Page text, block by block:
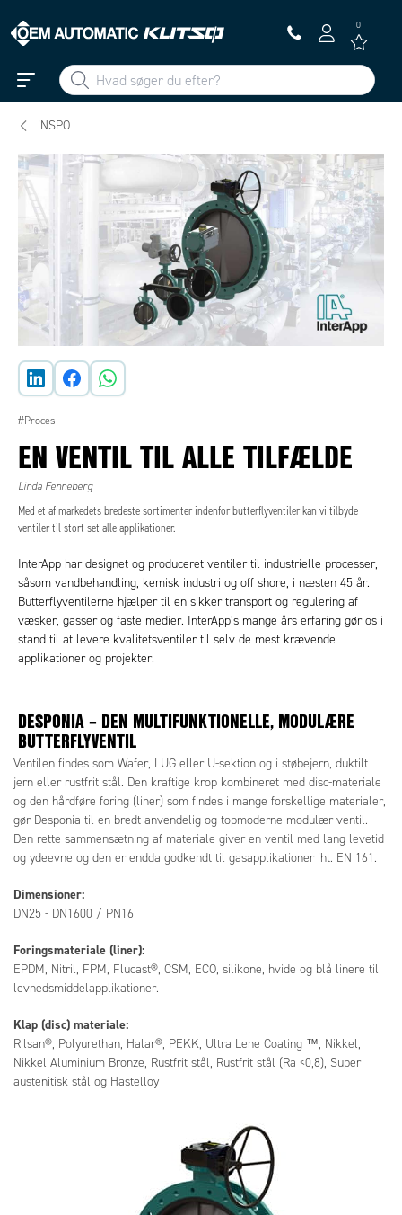
0
iNSPO
#Proces
EN VENTIL TIL ALLE TILFÆLDE
Linda Fenneberg
Med et af markedets bredeste sortimenter indenfor butterflyventiler kan vi tilbyde
ventiler til stort set alle applikationer.
InterApp har designet og produceret ventiler til industrielle processer,
såsom vandbehandling, kemisk industri og off shore, i næsten 45 år.
Butterflyventilerne hjælper til en sikker transport og regulering af
væsker, gasser og faste medier. InterApp’s mange års erfaring gør os i
stand til at levere kvalitetsventiler til selv de mest krævende
applikationer og projekter.
DESPONIA – DEN MULTIFUNKTIONELLE, MODULÆRE
BUTTERFLYVENTIL
Ventilen findes som Wafer, LUG eller U-sektion og i støbejern, duktilt
jern eller rustfrit stål. Den kraftige krop kombineret med disc-materiale
og den hårdføre foring (liner) som findes i mange forskellige materialer,
gør Desponia til en bredt anvendelig og topmoderne modulær ventil.
Den rette sammensætning af materiale giver en ventil med lang levetid
og ydeevne og den er endda godkendt til gasapplikationer iht. EN 161.
Dimensioner:
DN25 - DN1600 / PN16
Foringsmateriale (liner):
EPDM, Nitril, FPM, Flucast®, CSM, ECO, silikone, hvide og blå linere til
levnedsmiddelapplikationer.
Klap (disc) materiale:
Rilsan®, Polyurethan, Halar®, PEKK, Ultra Lene Coating ™, Nikkel,
Nikkel Aluminium Bronze, Rustfrit stål, Rustfrit stål (Ra <0,8), Super
austenitisk stål og Hastelloy